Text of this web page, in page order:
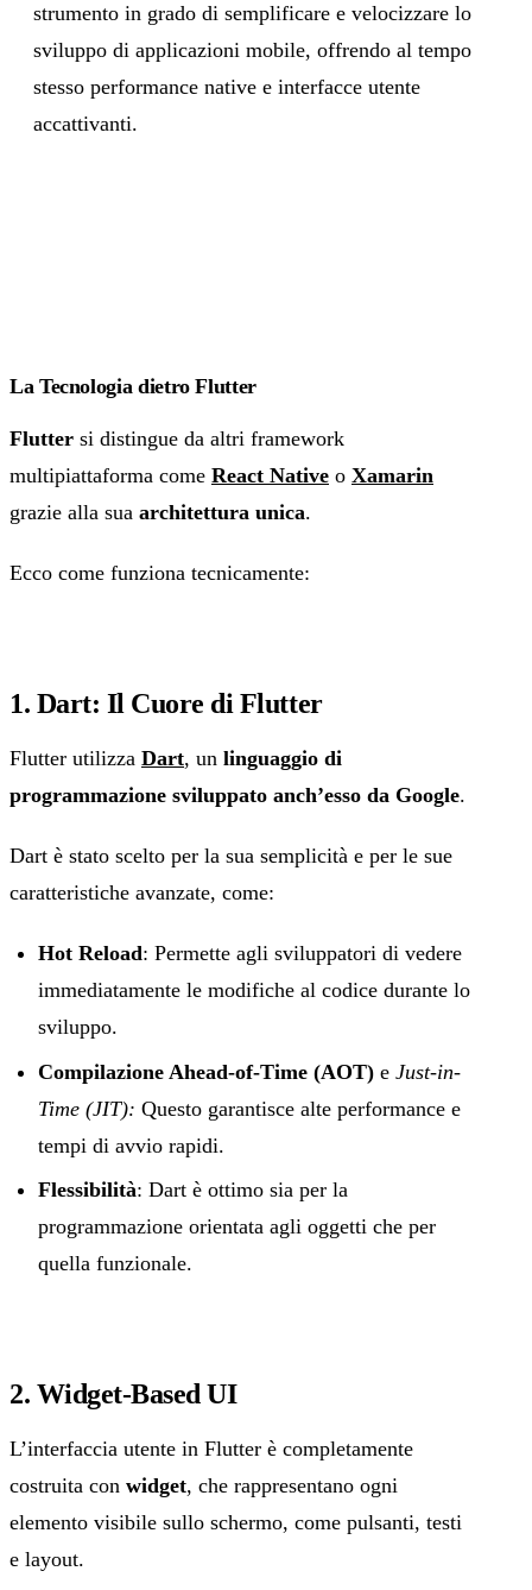
strumento in grado di semplificare e velocizzare lo
sviluppo di applicazioni mobile, offrendo al tempo
stesso performance native e interfacce utente
accattivanti.
La Tecnologia dietro Flutter
Flutter si distingue da altri framework
multipiattaforma come React Native o Xamarin
grazie alla sua architettura unica.
Ecco come funziona tecnicamente:
1. Dart: Il Cuore di Flutter
Flutter utilizza Dart, un linguaggio di
programmazione sviluppato anch’esso da Google.
Dart è stato scelto per la sua semplicità e per le sue
caratteristiche avanzate, come:
Hot Reload: Permette agli sviluppatori di vedere
immediatamente le modifiche al codice durante lo
sviluppo.
Compilazione Ahead-of-Time (AOT) e Just-in-
Time (JIT): Questo garantisce alte performance e
tempi di avvio rapidi.
Flessibilità: Dart è ottimo sia per la
programmazione orientata agli oggetti che per
quella funzionale.
2. Widget-Based UI
L’interfaccia utente in Flutter è completamente
costruita con widget, che rappresentano ogni
elemento visibile sullo schermo, come pulsanti, testi
e layout.